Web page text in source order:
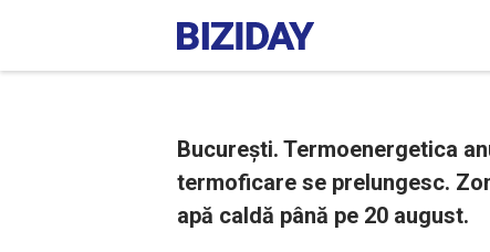
București. Termoenergetica
termoficare se prelungesc.
apă caldă până pe 20 august.